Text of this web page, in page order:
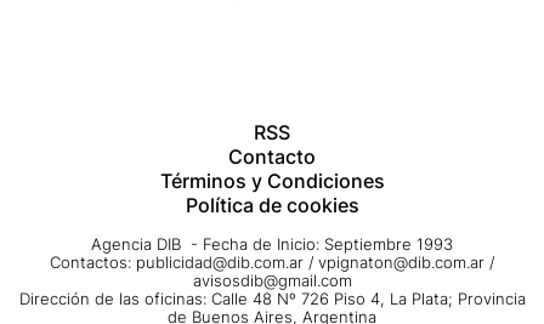
RSS
Contacto
Términos y Condiciones
Política de cookies
Agencia DIB - Fecha de Inicio: Septiembre 1993
Contactos: publicidad@dib.com.ar / vpignaton@dib.com.ar /
avisosdib@gmail.com
Dirección de las oficinas: Calle 48 Nº 726 Piso 4, La Plata; Provincia
de Buenos Aires, Argentina